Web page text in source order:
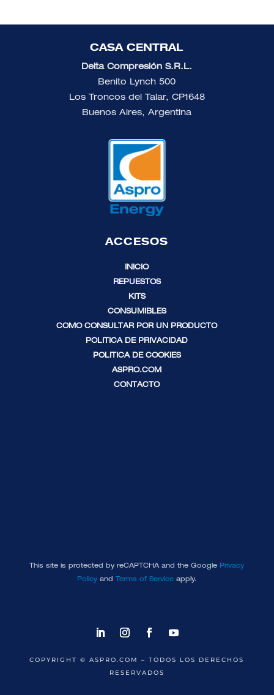
CASA CENTRAL
Delta Compresión S.R.L.
Benito Lynch 500
Los Troncos del Talar, CP1648
Buenos Aires, Argentina
ACCESOS
INICIO
REPUESTOS
KITS
CONSUMIBLES
COMO CONSULTAR POR UN PRODUCTO
POLITICA DE PRIVACIDAD
POLITICA DE COOKIES
ASPRO.COM
CONTACTO
This site is protected by reCAPTCHA and the Google Privacy
Policyand Terms of Serviceapply.
COPYRIGHT© ASPRO.COM – TODOS LOS DERECHOS
RESERVADOS